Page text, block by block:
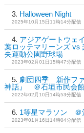
Halloween Night
2025年10月15日11時14分配信
アジアゲートウェ
葉ロッテマリーンズ
央運動公園野球場
2023年02月01日15時47分配信
劇団四季 新作フ
神話』 ＠石垣市民会
2022年02月10日14時53分配信
1等星マラソン ＠
2023年01月16日14時04分配信